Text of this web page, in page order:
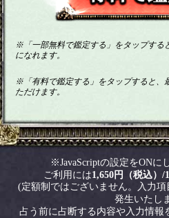
※「一部無料で鑑定する」をタップする
になれます。
※「有料で鑑定する」をタップすると、
ただけます。
※JavaScriptの設定をONに
ご利用には1,650円（税込）/
(定額制ではございません。入力
発生いたし
占う前に占断する内容や入力情報